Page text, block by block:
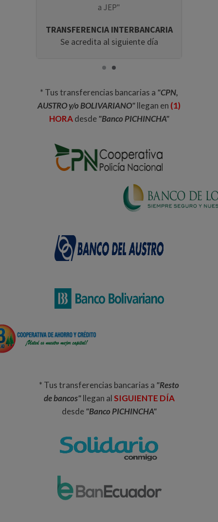
a JEP
TRANSFERENCIA INTERBANCARIA
Se acredita al siguiente día
* Tus transferencias bancarias a "CPN,
AUSTRO y/o BOLIVARIANO"llegan en (1)
HORAdesde"Banco PICHINCHA"
* Tus transferencias bancarias a "Resto
de bancos"llegan alSIGUIENTE DÍA
desde"Banco PICHINCHA"